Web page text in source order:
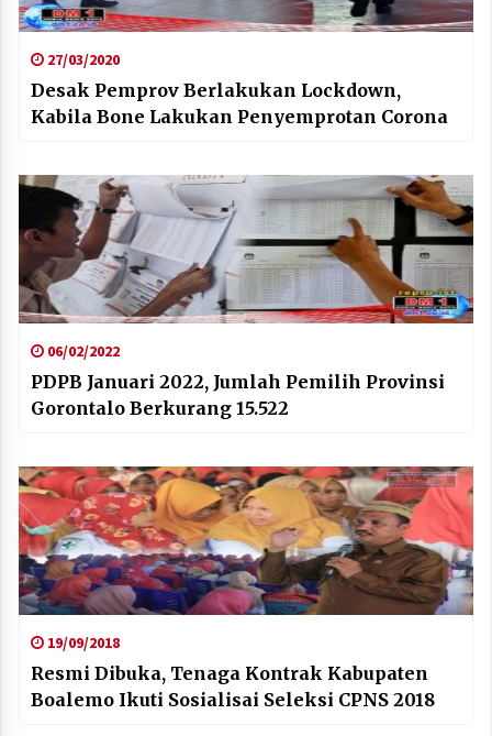
27/03/2020
Desak Pemprov Berlakukan Lockdown,
Kabila Bone Lakukan Penyemprotan Corona
06/02/2022
PDPB Januari 2022, Jumlah Pemilih Provinsi
Gorontalo Berkurang 15.522
19/09/2018
Resmi Dibuka, Tenaga Kontrak Kabupaten
Boalemo Ikuti Sosialisai Seleksi CPNS 2018